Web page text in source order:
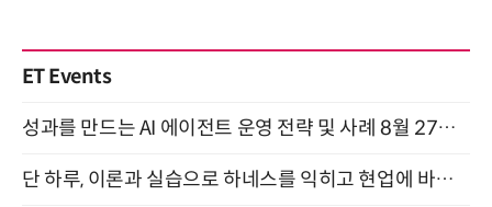
ET Events
성과를 만드는 AI 에이전트 운영 전략 및 사례 8월 27일 개최
단 하루, 이론과 실습으로 하네스를 익히고 현업에 바로 쓰는 핸즈온 워크숍 (8/20)